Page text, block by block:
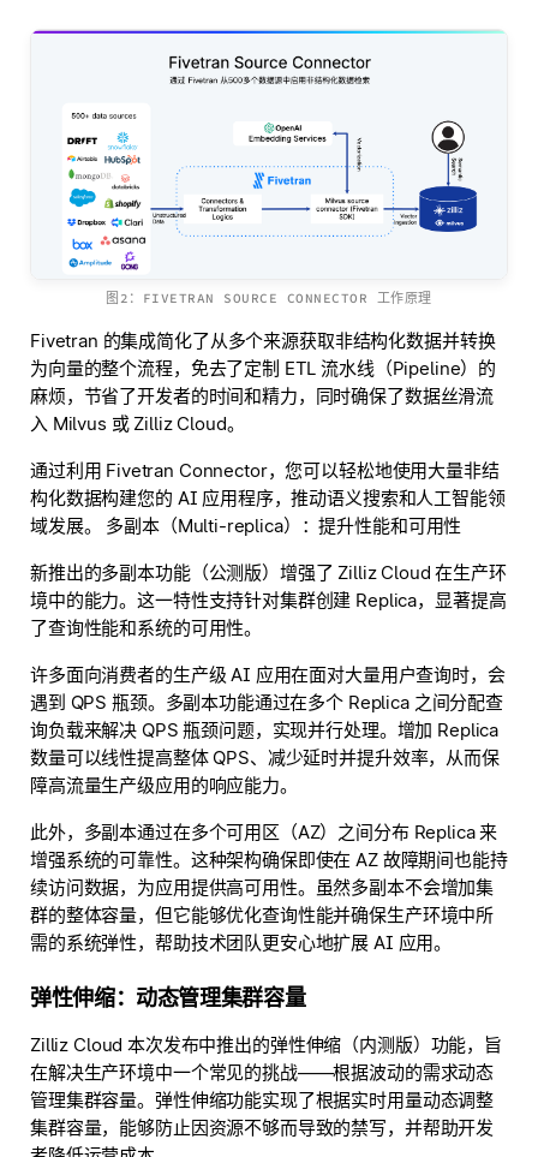
图2：FIVETRAN SOURCE CONNECTOR 工作原理
Fivetran 的集成简化了从多个来源获取非结构化数据并转换
为向量的整个流程，免去了定制 ETL 流水线（Pipeline）的
麻烦，节省了开发者的时间和精力，同时确保了数据丝滑流
入 Milvus 或 Zilliz Cloud。
通过利用 Fivetran Connector，您可以轻松地使用大量非结
构化数据构建您的 AI 应用程序，推动语义搜索和人工智能领
域发展。 多副本（Multi-replica）：提升性能和可用性
新推出的多副本功能（公测版）增强了 Zilliz Cloud 在生产环
境中的能力。这一特性支持针对集群创建 Replica，显著提高
了查询性能和系统的可用性。
许多面向消费者的生产级 AI 应用在面对大量用户查询时，会
遇到 QPS 瓶颈。多副本功能通过在多个 Replica 之间分配查
询负载来解决 QPS 瓶颈问题，实现并行处理。增加 Replica
数量可以线性提高整体 QPS、减少延时并提升效率，从而保
障高流量生产级应用的响应能力。
此外，多副本通过在多个可用区（AZ）之间分布 Replica 来
增强系统的可靠性。这种架构确保即使在 AZ 故障期间也能持
续访问数据，为应用提供高可用性。虽然多副本不会增加集
群的整体容量，但它能够优化查询性能并确保生产环境中所
需的系统弹性，帮助技术团队更安心地扩展 AI 应用。
弹性伸缩：动态管理集群容量
Zilliz Cloud 本次发布中推出的弹性伸缩（内测版）功能，旨
在解决生产环境中一个常见的挑战——根据波动的需求动态
管理集群容量。弹性伸缩功能实现了根据实时用量动态调整
集群容量，能够防止因资源不够而导致的禁写，并帮助开发